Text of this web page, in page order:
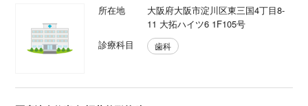
所在地
大阪府大阪市淀川区東三国4丁目8-
11 大拓ハイツ6 1F105号
診療科目
歯科